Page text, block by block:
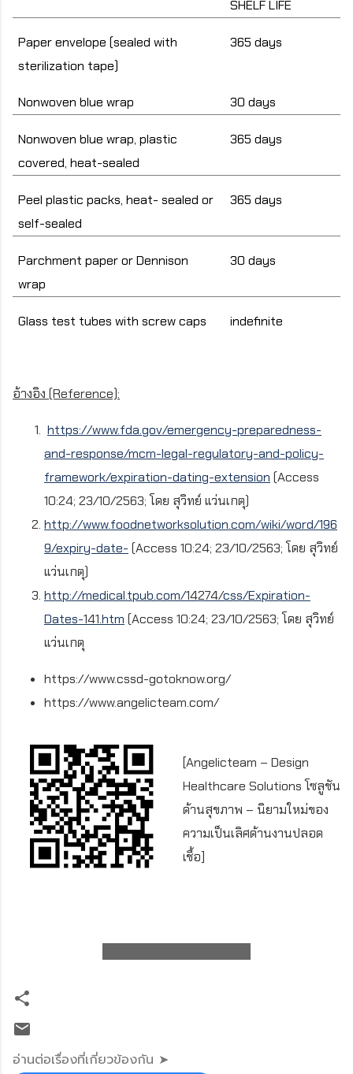
SHELF LIFE
Paper envelope (sealed with
sterilization tape)
365 days
Nonwoven blue wrap 30 days
Nonwoven blue wrap, plastic
covered, heat-sealed
365 days
Peel plastic packs, heat- sealed or
self-sealed
365 days
Parchment paper or Dennison
wrap
30 days
Glass test tubes with screw caps indefinite
อ้างอิง (Reference):
https://www.fda.gov/emergency-preparedness-
and-response/mcm-legal-regulatory-and-policy-
framework/expiration-dating-extension (Access
10:24; 23/10/2563;โดย สุวิทย์ แว่นเกตุ)
http://www.foodnetworksolution.com/wiki/word/196
9/expiry-date- (Access 10:24; 23/10/2563;โดย สุวิทย์
แว่นเกตุ)
http://medical.tpub.com/14274/css/Expiration-
Dates-141.htm (Access 10:24; 23/10/2563;โดย สุวิทย์
แว่นเกตุ
https://www.cssd-gotoknow.org/
https://www.angelicteam.com/
[Angelicteam – Design
Healthcare Solutions โซลูชัน
ด้านสุขภาพ – นิยามใหม่ของ
ความเป็นเลิศด้านงานปลอด
เชื้อ]
อ่านต่อเรื่องที่เกี่ยวข้องกัน ➤